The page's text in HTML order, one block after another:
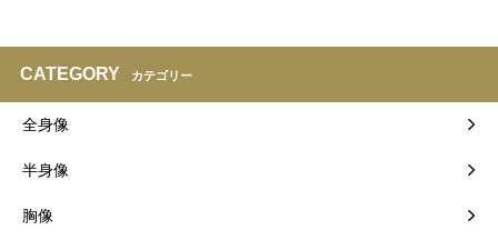
CATEGORY カテゴリー
全身像
半身像
胸像